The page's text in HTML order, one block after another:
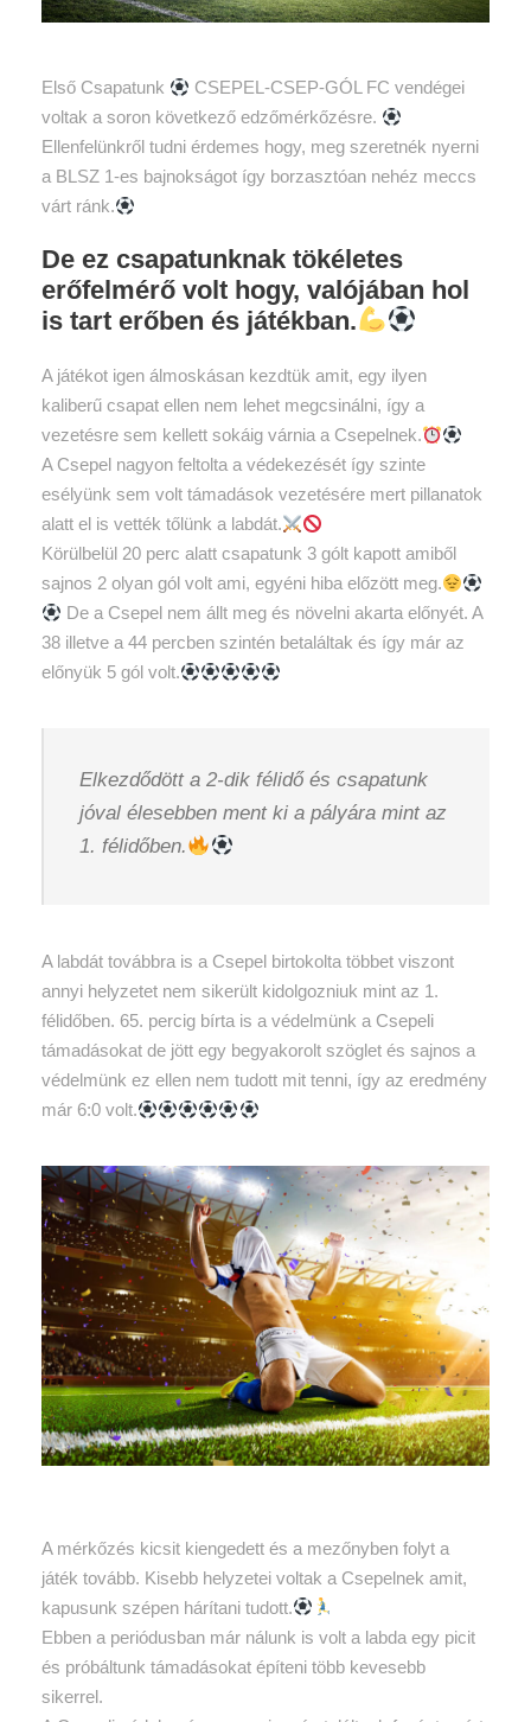
Első Csapatunk
CSEPEL-CSEP-GÓL FC vendégei
voltak a soron következő edzőmérkőzésre.
Ellenfelünkről tudni érdemes hogy, meg szeretnék nyerni
a BLSZ 1-es bajnokságot így borzasztóan nehéz meccs
várt ránk.
De ez csapatunknak tökéletes
erőfelmérő volt hogy, valójában hol
is tart erőben és játékban.
A játékot igen álmoskásan kezdtük amit, egy ilyen
kaliberű csapat ellen nem lehet megcsinálni, így a
vezetésre sem kellett sokáig várnia a Csepelnek.
A Csepel nagyon feltolta a védekezését így szinte
esélyünk sem volt támadások vezetésére mert pillanatok
alatt el is vették tőlünk a labdát.
Körülbelül 20 perc alatt csapatunk 3 gólt kapott amiből
sajnos 2 olyan gól volt ami, egyéni hiba előzött meg.
De a Csepel nem állt meg és növelni akarta előnyét. A
38 illetve a 44 percben szintén betaláltak és így már az
előnyük 5 gól volt.
Elkezdődött a 2-dik félidő és csapatunk
jóval élesebben ment ki a pályára mint az
1. félidőben.
A labdát továbbra is a Csepel birtokolta többet viszont
annyi helyzetet nem sikerült kidolgozniuk mint az 1.
félidőben. 65. percig bírta is a védelmünk a Csepeli
támadásokat de jött egy begyakorolt szöglet és sajnos a
védelmünk ez ellen nem tudott mit tenni, így az eredmény
már 6:0 volt.
A mérkőzés kicsit kiengedett és a mezőnyben folyt a
játék tovább. Kisebb helyzetei voltak a Csepelnek amit,
kapusunk szépen hárítani tudott.
Ebben a periódusban már nálunk is volt a labda egy picit
és próbáltunk támadásokat építeni több kevesebb
sikerrel.